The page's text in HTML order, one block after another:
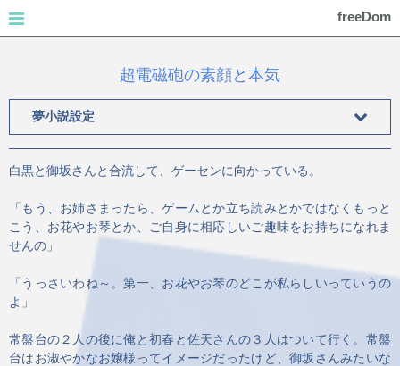
freeDom
超電磁砲の素顔と本気
夢小説設定
白黒と御坂さんと合流して、ゲーセンに向かっている。
「もう、お姉さまったら、ゲームとか立ち読みとかではなくもっと
こう、お花やお琴とか、ご自身に相応しいご趣味をお持ちになれま
せんの」
「うっさいわね～。第一、お花やお琴のどこが私らしいっていうの
よ」
常盤台の２人の後に俺と初春と佐天さんの３人はついて行く。常盤
台はお淑やかなお嬢様ってイメージだったけど、御坂さんみたいな